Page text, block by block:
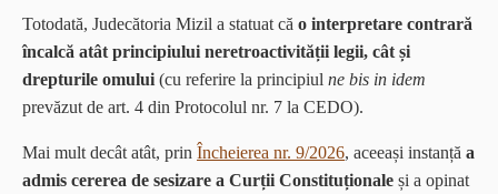
Totodată, Judecătoria Mizil a statuat că o interpretare contrară
încalcă atât principiului neretroactivității legii, cât și
drepturile omului (cu referire la principiul ne bis in idem
prevăzut de art. 4 din Protocolul nr. 7 la CEDO).
Mai mult decât atât, prin Încheierea nr. 9/2026, aceeași instanță a
admis cererea de sesizare a Curții Constituționale și a opinat